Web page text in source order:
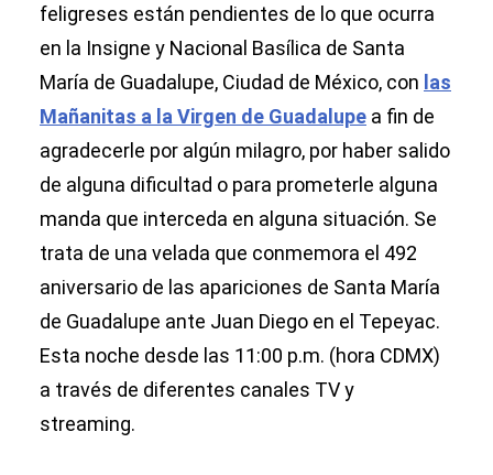
feligreses están pendientes de lo que ocurra
en la Insigne y Nacional Basílica de Santa
María de Guadalupe, Ciudad de México, con las
Mañanitas a la Virgen de Guadalupe a fin de
agradecerle por algún milagro, por haber salido
de alguna dificultad o para prometerle alguna
manda que interceda en alguna situación. Se
trata de una velada que conmemora el 492
aniversario de las apariciones de Santa María
de Guadalupe ante Juan Diego en el Tepeyac.
Esta noche desde las 11:00 p.m. (hora CDMX)
a través de diferentes canales TV y
streaming.